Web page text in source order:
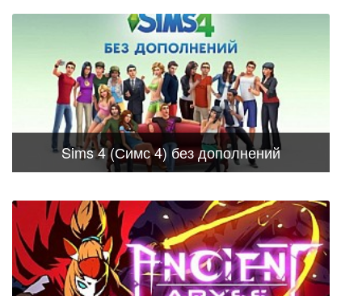
Sims 4 (Симс 4) без дополнений